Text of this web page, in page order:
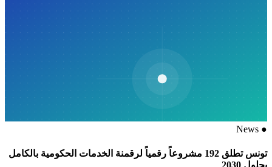
●
News
تونس تطلق 192 مشروعاً رقمياً لرقمنة الخدمات الحكومية بالكامل